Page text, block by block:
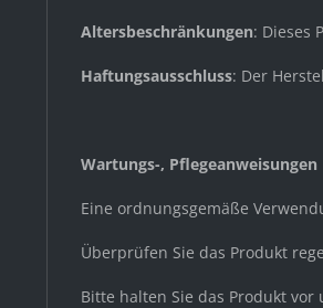
Altersbeschränkungen: Dieses
Haftungsausschluss: Der
Wartungs-, Pflegeanweisungen
Eine ordnungsgemäße
Überprüfen Sie das Produkt
Bitte halten Sie das Produkt